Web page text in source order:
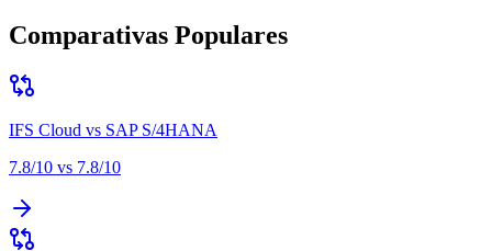
Comparativas Populares
IFS Cloud vs SAP S/4HANA
7.8/10 vs 7.8/10